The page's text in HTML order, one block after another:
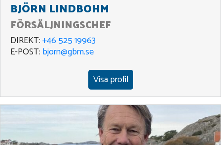
BJÖRN LINDBOHM
FÖRSÄLJNINGSCHEF
DIREKT:+46 525 19963
E-POST: bjorn@gbm.se
Visa profil